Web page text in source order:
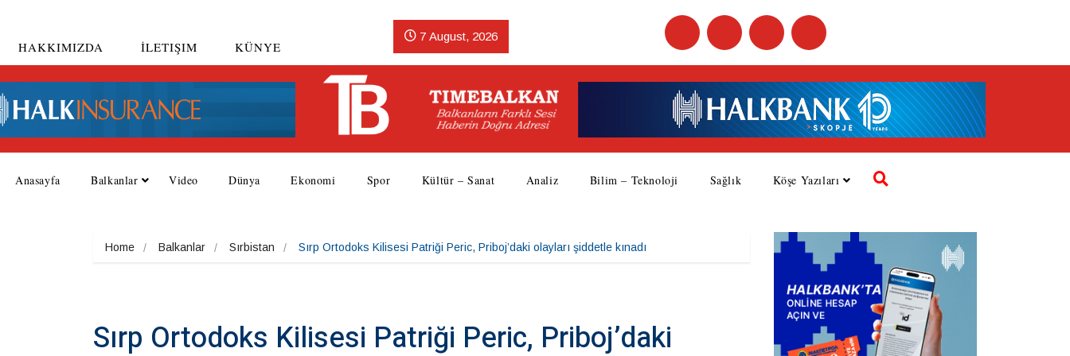
HAKKIMIZDA İLETIŞIM KÜNYE
7 August, 2026
Anasayfa Balkanlar Video Dünya Ekonomi Spor Kültür – Sanat Analiz Bilim – Teknoloji Sağlık Köşe Yazıları
Home Balkanlar Sırbistan Sırp Ortodoks Kilisesi Patriği Peric, Priboj’daki olayları şiddetle kınadı
Sırp Ortodoks Kilisesi Patriği Peric, Priboj’daki